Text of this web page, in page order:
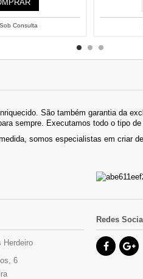
Consulta
São também garantia da
sempre. Executamos todo o tipo
somos especialistas em criar
Herdeiro
6
Redes